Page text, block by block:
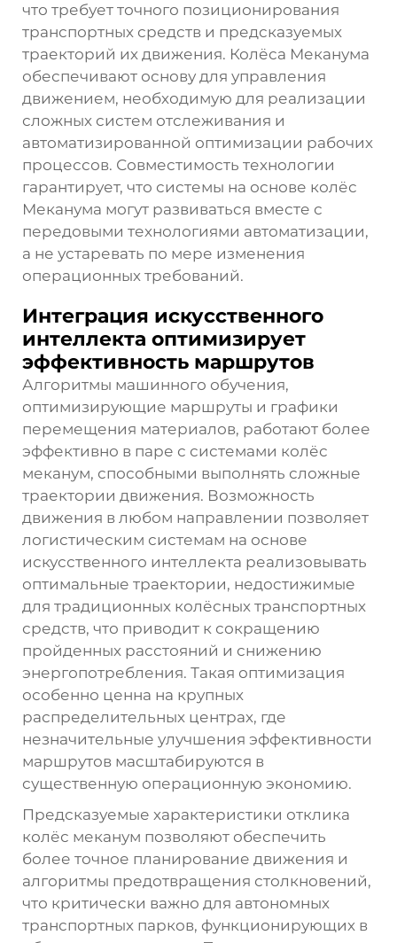
что требует точного позиционирования
транспортных средств и предсказуемых
траекторий их движения. Колёса Меканума
обеспечивают основу для управления
движением, необходимую для реализации
сложных систем отслеживания и
автоматизированной оптимизации рабочих
процессов. Совместимость технологии
гарантирует, что системы на основе колёс
Меканума могут развиваться вместе с
передовыми технологиями автоматизации,
а не устаревать по мере изменения
операционных требований.
Интеграция искусственного
интеллекта оптимизирует
эффективность маршрутов
Алгоритмы машинного обучения,
оптимизирующие маршруты и графики
перемещения материалов, работают более
эффективно в паре с системами колёс
меканум, способными выполнять сложные
траектории движения. Возможность
движения в любом направлении позволяет
логистическим системам на основе
искусственного интеллекта реализовывать
оптимальные траектории, недостижимые
для традиционных колёсных транспортных
средств, что приводит к сокращению
пройденных расстояний и снижению
энергопотребления. Такая оптимизация
особенно ценна на крупных
распределительных центрах, где
незначительные улучшения эффективности
маршрутов масштабируются в
существенную операционную экономию.
Предсказуемые характеристики отклика
колёс меканум позволяют обеспечить
более точное планирование движения и
алгоритмы предотвращения столкновений,
что критически важно для автономных
транспортных парков, функционирующих в